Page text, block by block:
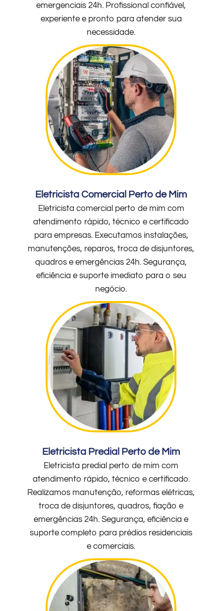
emergenciais 24h. Profissional confiável,
experiente e pronto para atender sua
necessidade.
Eletricista Comercial Perto de Mim
Eletricista comercial perto de mim com
atendimento rápido, técnico e certificado
para empresas. Executamos instalações,
manutenções, reparos, troca de disjuntores,
quadros e emergências 24h. Segurança,
eficiência e suporte imediato para o seu
negócio.
Eletricista Predial Perto de Mim
Eletricista predial perto de mim com
atendimento rápido, técnico e certificado.
Realizamos manutenção, reformas elétricas,
troca de disjuntores, quadros, fiação e
emergências 24h. Segurança, eficiência e
suporte completo para prédios residenciais
e comerciais.